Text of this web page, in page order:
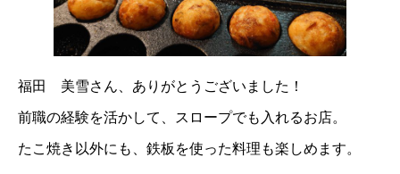
福田 美雪さん、ありがとうございました！
前職の経験を活かして、スロープでも入れるお店。
たこ焼き以外にも、鉄板を使った料理も楽しめます。